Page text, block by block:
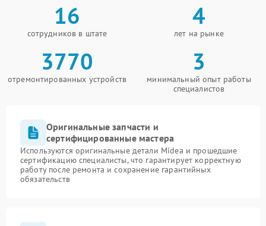
16
сотрудников в штате
4
лет на рынке
3770
отремонтированных устройств
3
минимальный опыт работы
специалистов
Оригинальные запчасти и
сертифицированные мастера
Используются оригинальные детали Midea и прошедшие
сертификацию специалисты, что гарантирует корректную
работу после ремонта и сохранение гарантийных
обязательств